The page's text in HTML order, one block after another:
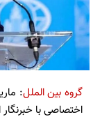
گروه بین الملل:
اختصاصی با خبرنگار